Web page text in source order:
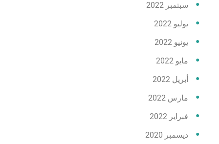
سبتمبر 2022
يوليو 2022
يونيو 2022
مايو 2022
أبريل 2022
مارس 2022
فبراير 2022
ديسمبر 2020